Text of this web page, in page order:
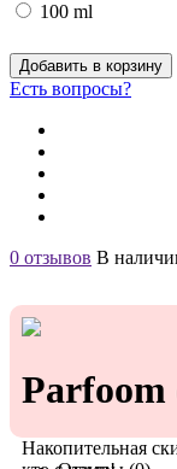
100 ml
Добавить в корзину
Есть вопросы?
0 отзывов В
Parfoom
Накопительная